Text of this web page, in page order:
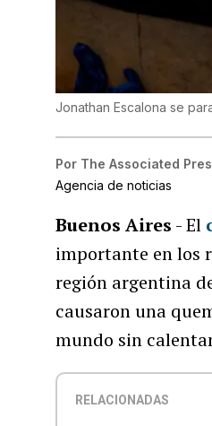
Jonathan Escalona se
Por The Associated
Agencia de noticias
Buenos Aires - El
importante en los
región argentina
causaron una
mundo sin
RELACIONADAS